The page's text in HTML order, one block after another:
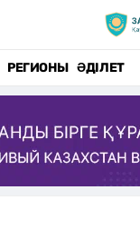
РЕГИОНЫ ӘДІЛЕТ